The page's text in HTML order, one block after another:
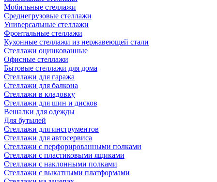
Мобильные стеллажи
Среднегрузовые стеллажи
Универсальные стеллажи
Фронтальные стеллажи
Кухонные стеллажи из нержавеющей стали
Стеллажи оцинкованные
Офисные стеллажи
Бытовые стеллажи для дома
Стеллажи для гаража
Стеллажи для балкона
Стеллажи в кладовку
Стеллажи для шин и дисков
Вешалки для одежды
Для бутылей
Стеллажи для инструментов
Стеллажи для автосервиса
Стеллажи с перфорированными полками
Стеллажи с пластиковыми ящиками
Стеллажи с наклонными полками
Стеллажи с выкатными платформами